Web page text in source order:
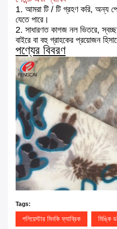
1. আমরা টি / টি গ্রহণ করি, অন্য
যেতে পারে।
2. সাধারণত কাগজ নল ভিতরে, স্বচ্ছ
বাইরে বা বহু গ্রাহকের প্রয়োজন
পণ্যের বিবরণ
Tags:
পলিয়েস্টার মিনকি ফ্যাব্রিক মিঙ্কি